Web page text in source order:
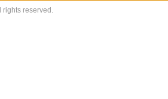
rights reserved.